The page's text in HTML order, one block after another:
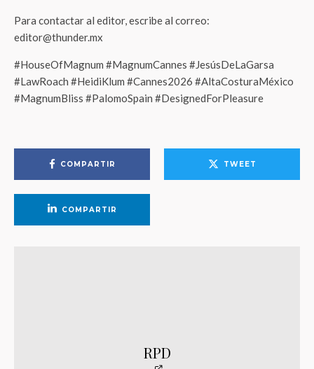
Para contactar al editor, escribe al correo:
editor@thunder.mx
#HouseOfMagnum #MagnumCannes #JesúsDeLaGarsa
#LawRoach #HeidiKlum #Cannes2026 #AltaCosturaMéxico
#MagnumBliss #PalomoSpain #DesignedForPleasure
COMPARTIR TWEET
COMPARTIR
RPD